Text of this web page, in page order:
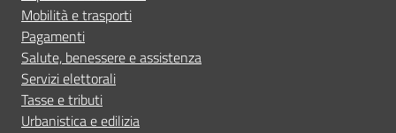
Mobilità e trasporti
Pagamenti
Salute, benessere e assistenza
Servizi elettorali
Tasse e tributi
Urbanistica e edilizia